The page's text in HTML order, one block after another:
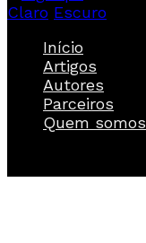
Claro Escuro
Início
Artigos
Autores
Parceiros
Quem somos